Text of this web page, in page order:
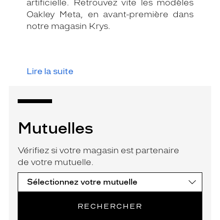
artificielle. Retrouvez vite les modèles
Oakley Meta, en avant-première dans
notre magasin Krys.
Lire la suite
Mutuelles
Vérifiez si votre magasin est partenaire
de votre mutuelle.
RECHERCHER